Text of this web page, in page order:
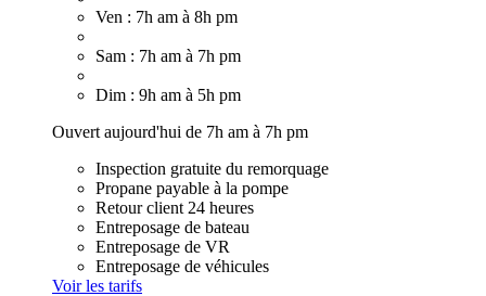
Ven : 7h am à 8h pm
Sam : 7h am à 7h pm
Dim : 9h am à 5h pm
Ouvert aujourd'hui de 7h am à 7h pm
Inspection gratuite du remorquage
Propane payable à la pompe
Retour client 24 heures
Entreposage de bateau
Entreposage de VR
Entreposage de véhicules
Voir les tarifs